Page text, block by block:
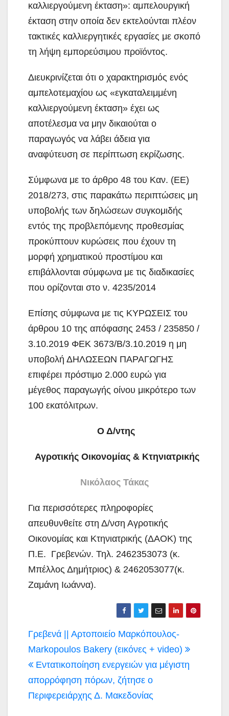
καλλιεργούμενη έκταση»: αμπελουργική
έκταση στην οποία δεν εκτελούνται πλέον
τακτικές καλλιεργητικές εργασίες με σκοπό
τη λήψη εμπορεύσιμου προϊόντος.
Διευκρινίζεται ότι ο χαρακτηρισμός ενός
αμπελοτεμαχίου ως «εγκαταλειμμένη
καλλιεργούμενη έκταση» έχει ως
αποτέλεσμα να μην δικαιούται ο
παραγωγός να λάβει άδεια για
αναφύτευση σε περίπτωση εκρίζωσης.
Σύμφωνα με το άρθρο 48 του Καν. (ΕΕ)
2018/273, στις παρακάτω περιπτώσεις μη
υποβολής των δηλώσεων συγκομιδής
εντός της προβλεπόμενης προθεσμίας
προκύπτουν κυρώσεις που έχουν τη
μορφή χρηματικού προστίμου και
επιβάλλονται σύμφωνα με τις διαδικασίες
που ορίζονται στο ν. 4235/2014
Επίσης σύμφωνα με τις ΚΥΡΩΣΕΙΣ του
άρθρου 10 της απόφασης 2453 / 235850 /
3.10.2019 ΦΕΚ 3673/Β/3.10.2019 η μη
υποβολή ΔΗΛΩΣΕΩΝ ΠΑΡΑΓΩΓΗΣ
επιφέρει πρόστιμο 2.000 ευρώ για
μέγεθος παραγωγής οίνου μικρότερο των
100 εκατόλιτρων.
Ο Δ/ντης
Αγροτικής Οικονομίας & Κτηνιατρικής
Νικόλαος Τάκας
Για περισσότερες πληροφορίες
απευθυνθείτε στη Δ/νση Αγροτικής
Οικονομίας και Κτηνιατρικής (ΔΑΟΚ) της
Π.Ε. Γρεβενών. Τηλ. 2462353073 (κ.
Μπέλλος Δημήτριος) & 2462053077(κ.
Ζαμάνη Ιωάννα).
Πλοήγηση
άρθρων
Γρεβενά || Αρτοποιείο Μαρκόπουλος-
Markopoulos Bakery (εικόνες + video)
Εντατικοποίηση ενεργειών για μέγιστη
απορρόφηση πόρων, ζήτησε ο
Περιφερειάρχης Δ. Μακεδονίας